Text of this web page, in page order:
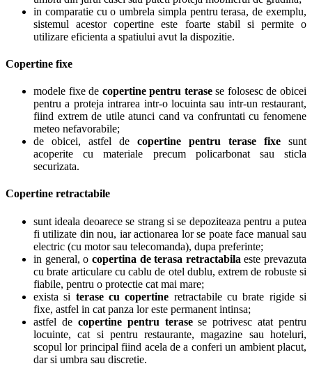
in comparatie cu o umbrela simpla pentru terasa, de exemplu,
sistemul acestor copertine este foarte stabil si permite o
utilizare eficienta a spatiului avut la dispozitie.
Copertine fixe
modele fixe de copertine pentru terasese folosesc de obicei
pentru a proteja intrarea intr-o locuinta sau intr-un restaurant,
fiind extrem de utile atunci cand va confruntati cu fenomene
meteo nefavorabile;
de obicei, astfel de copertine pentru terase fixe sunt
acoperite cu materiale precum policarbonat sau sticla
securizata.
Copertine retractabile
sunt ideala deoarece se strang si se depoziteaza pentru a putea
fi utilizate din nou, iar actionarea lor se poate face manual sau
electric (cu motor sau telecomanda), dupa preferinte;
in general, o copertina de terasa retractabila este prevazuta
cu brate articulare cu cablu de otel dublu, extrem de robuste si
fiabile, pentru o protectie cat mai mare;
exista si terase cu copertine retractabile cu brate rigide si
fixe, astfel in cat panza lor este permanent intinsa;
astfel de copertine pentru terasese potrivesc atat pentru
locuinte, cat si pentru restaurante, magazine sau hoteluri,
scopul lor principal fiind acela de a conferi un ambient placut,
dar si umbra sau discretie.